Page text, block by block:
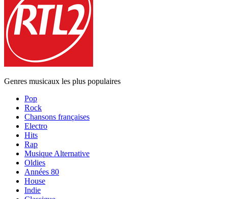
Genres musicaux les plus populaires
Pop
Rock
Chansons françaises
Electro
Hits
Rap
Musique Alternative
Oldies
Années 80
House
Indie